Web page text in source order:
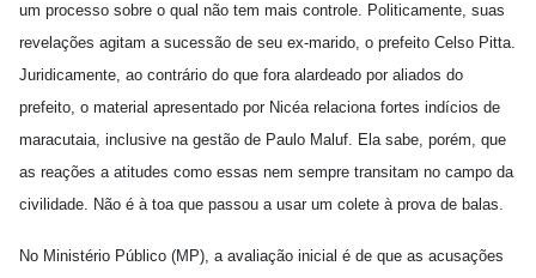
um processo sobre o qual não tem mais controle. Politicamente, suas
revelações agitam a sucessão de seu ex-marido, o prefeito Celso Pitta.
Juridicamente, ao contrário do que fora alardeado por aliados do
prefeito, o material apresentado por Nicéa relaciona fortes indícios de
maracutaia, inclusive na gestão de Paulo Maluf. Ela sabe, porém, que
as reações a atitudes como essas nem sempre transitam no campo da
civilidade. Não é à toa que passou a usar um colete à prova de balas.
No Ministério Público (MP), a avaliação inicial é de que as acusações